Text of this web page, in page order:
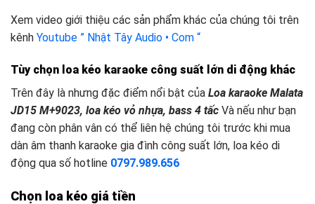
Xem video giới thiệu các sản phẩm khác của chúng tôi trên
kênh Youtube ” Nhật Tây Audio • Com “
Tùy chọn loa kéo karaoke công suất lớn d i động khác
Trên đây là nhưng đặc điểm nổi bật của Loa karaoke Malata
JD15 M+9023, loa kéo vỏ nhựa, bass 4 tấc Và nếu như bạn
đang còn phân vân có thể liên hệ chúng tôi trước khi mua
dàn âm thanh karaoke gia đình công suất lớn, loa kéo di
động qua số hotline 0797.989.656
Chọn loa kéo giá tiền